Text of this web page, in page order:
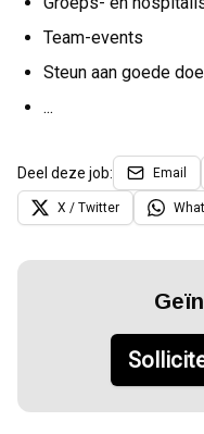
Team-events
Steun aan goede
...
Deel deze job: Email
X / Twitter